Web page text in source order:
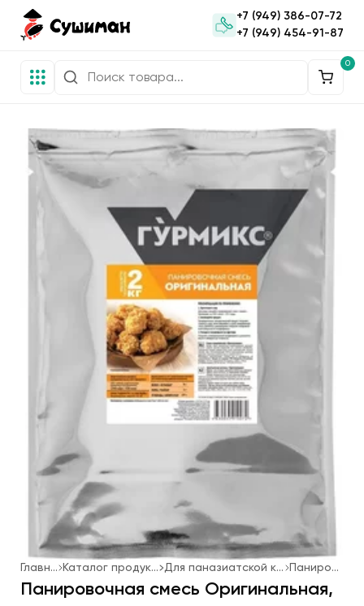
+7 (949) 386-07-72
+7 (949) 454-91-87
0
Главная Каталог продукции Для паназиатской кухни Панировка
Панировочная смесь Оригинальная,